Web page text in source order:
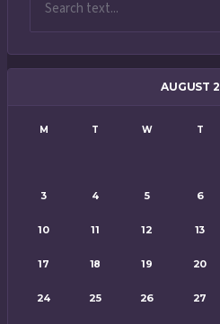
AUGUST
M T W T
3 4 5 6
10 11 12 13
17 18 19 20
24 25 26 27